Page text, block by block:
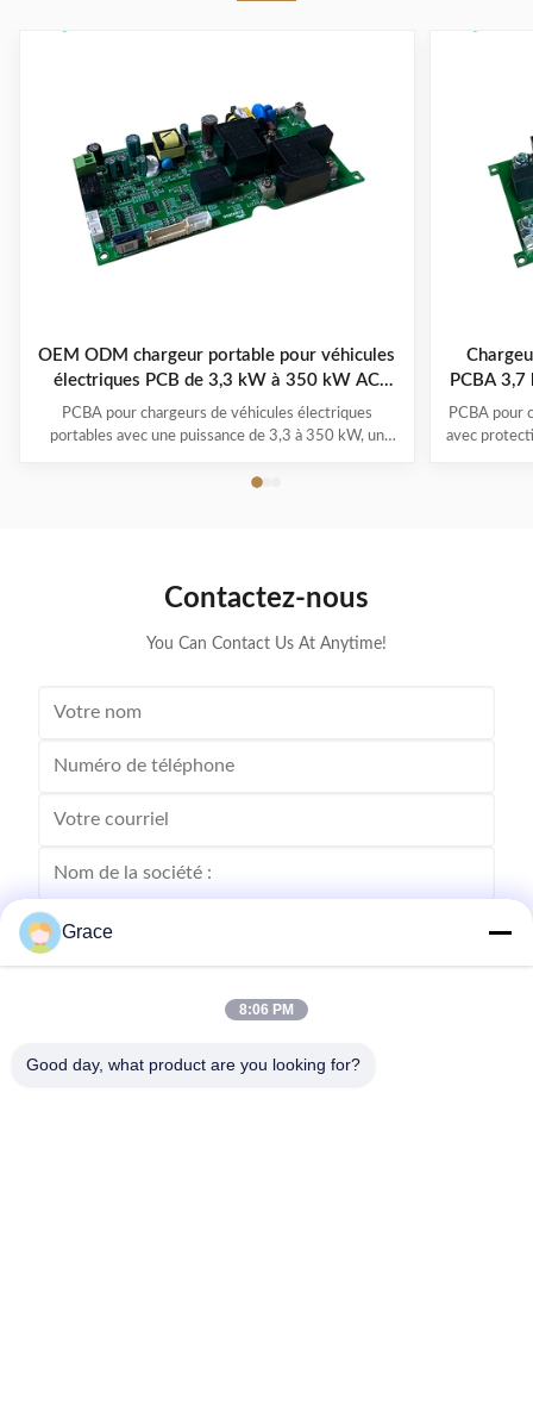
OEM ODM chargeur portable pour véhicules
électriques PCB de 3,3 kW à 350 kW AC
220V/380V
PCBA pour chargeurs de véhicules électriques
portables avec une puissance de 3,3 à 350 kW, un
multi-protection et une garantie de 1 à 3 ans. Prend
PCBA
PCBA pour
avec
Contactez-nous
You Can Contact Us At Anytime!
Envoyez
Grace
8:06 PM
Good day, what product are you looking for?